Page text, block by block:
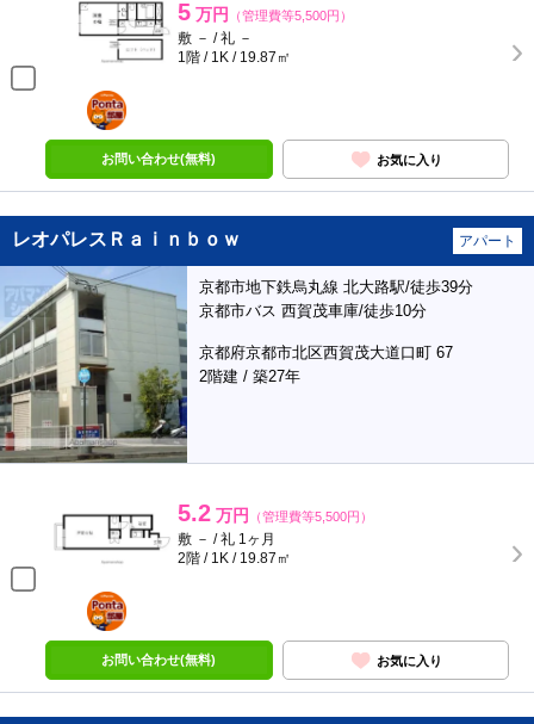
5 万円 （管理費等5,500円）
敷 － / 礼 －
1階 / 1K / 19.87㎡
ポンタ
部屋
お問い合わせ(無料) お気に入り
レオパレスＲａｉｎｂｏｗ アパート
京都市地下鉄烏丸線 北大路駅/徒歩39分
京都市バス 西賀茂車庫/徒歩10分
京都府京都市北区西賀茂大道口町 67
2階建 / 築27年
5.2 万円 （管理費等5,500円）
敷 － / 礼 1ヶ月
2階 / 1K / 19.87㎡
ポンタ
部屋
お問い合わせ(無料) お気に入り